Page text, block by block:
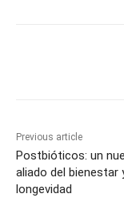
Previous article
Postbióticos: un
aliado del bienestar
longevidad